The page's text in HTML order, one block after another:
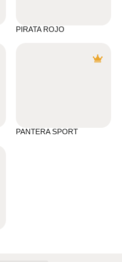
PIRATA ROJO
PANTERA SPORT